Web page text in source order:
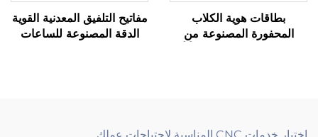
بطاقات هوية الكلاب
المحفورة المصنوعة من
مفاتيح التلفيق المعدنية القوية
الدقة المصنوعة للساعات